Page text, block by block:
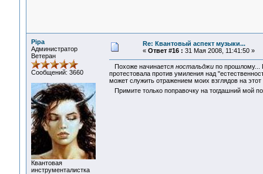
Pipa
Администратор
Ветеран
Сообщений: 3660
Квантовая
инструменталистка
Re: Квантовый аспект музыки...
« Ответ #16 : 31 Мая 2008, 11:41:50 »
Похоже начинается ностальджипо прошлому...
протестовала против умиления над
может служить отражением моих взглядов на
Примите только поправочку на тогдашний мой